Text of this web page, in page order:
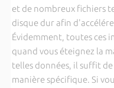
et de nombreux fichiers
disque dur afin
Évidemment, toutes ces
quand vous éteignez la
telles données, il suffit
manière spécifique. Si